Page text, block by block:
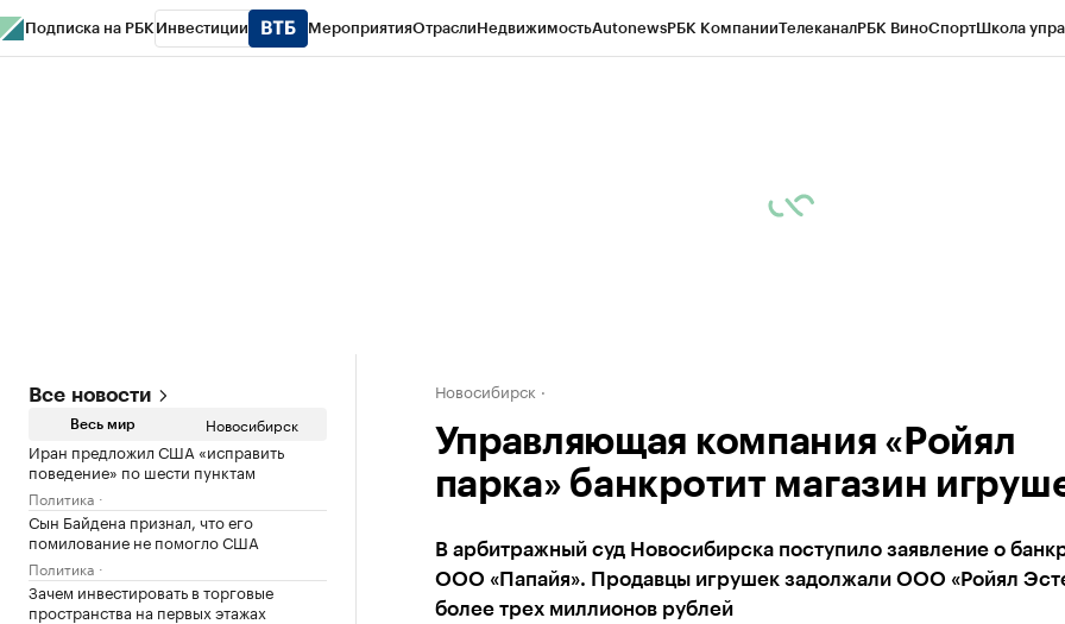
Подписка на РБК Инвестиции МероприятияОтраслиНедвижимостьAutonewsРБК КомпанииТелеканалРБК ВиноСпортШкола
Все новости
Весь мир Новосибирск
Иран предложил США «исправить
поведение» по шести пунктам
Политика
Сын Байдена признал, что его
помилование не помогло США
Политика
Зачем инвестировать в торговые
пространства на первых этажах
Новосибирск
Управляющая компания «Ройял
парка» банкротит магазин
В арбитражный суд Новосибирска поступило заявление о
ООО «Папайя». Продавцы игрушек задолжали ООО «Ройял
более трех миллионов рублей